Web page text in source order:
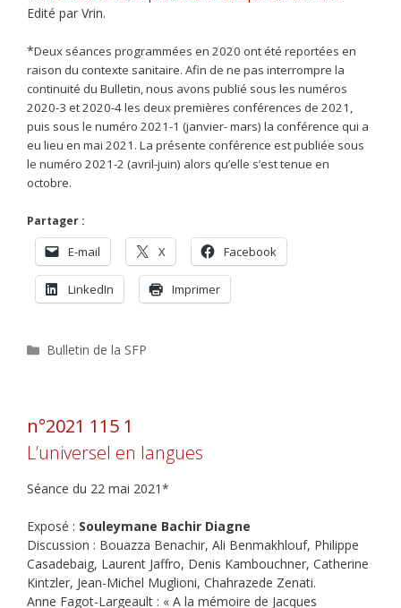
Edité par Vrin.
*Deux séances programmées en 2020 ont été reportées en
raison du contexte sanitaire. Afin de ne pas interrompre la
continuité du Bulletin, nous avons publié sous les numéros
2020-3 et 2020-4 les deux premières conférences de 2021,
puis sous le numéro 2021-1 (janvier- mars) la conférence qui a
eu lieu en mai 2021. La présente conférence est publiée sous
le numéro 2021-2 (avril-juin) alors qu’elle s’est tenue en
octobre.
Partager :
E-mail X Facebook
LinkedIn Imprimer
Catégories
Bulletin de la SFP
n°2021 115 1
L’universel en langues
Séance du 22 mai 2021*
Exposé : Souleymane Bachir Diagne
Discussion : Bouazza Benachir, Ali Benmakhlouf, Philippe
Casadebaig, Laurent Jaffro, Denis Kambouchner, Catherine
Kintzler, Jean-Michel Muglioni, Chahrazede Zenati.
Anne Fagot-Largeault : « A la mémoire de Jacques